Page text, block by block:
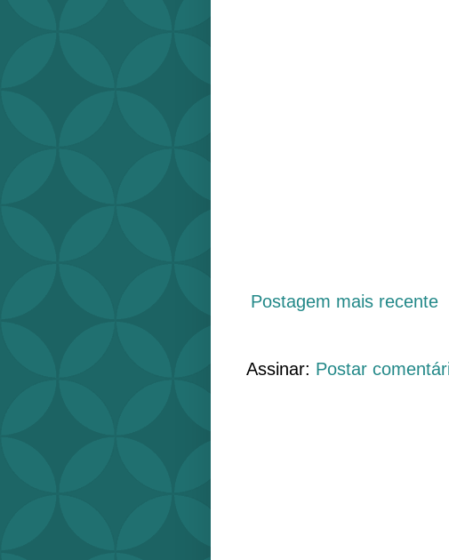
Postagem mais recente
Assinar: Postar